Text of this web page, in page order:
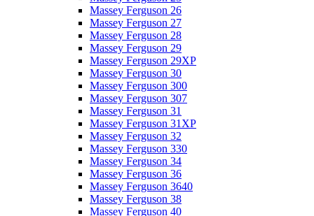
Massey Ferguson 26
Massey Ferguson 27
Massey Ferguson 28
Massey Ferguson 29
Massey Ferguson 29XP
Massey Ferguson 30
Massey Ferguson 300
Massey Ferguson 307
Massey Ferguson 31
Massey Ferguson 31XP
Massey Ferguson 32
Massey Ferguson 330
Massey Ferguson 34
Massey Ferguson 36
Massey Ferguson 3640
Massey Ferguson 38
Massey Ferguson 40